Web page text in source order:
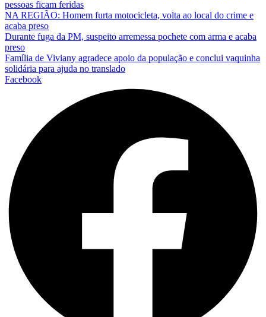
pessoas ficam feridas
NA REGIÃO: Homem furta motocicleta, volta ao local do crime e
acaba preso
Durante fuga da PM, suspeito arremessa pochete com arma e acaba
preso
Família de Viviany agradece apoio da população e conclui vaquinha
solidária para ajuda no translado
Facebook